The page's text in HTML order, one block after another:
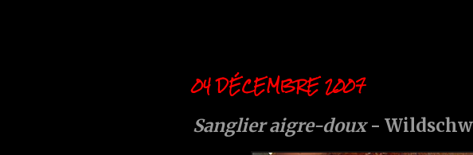
04 DÉCEMBRE 2007
Sanglier aigre-doux-